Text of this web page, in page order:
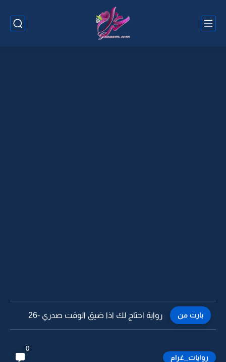
بارت من رواية احتاج لك اذا ضيق الوقت صدري -25
روايات_غرام
0